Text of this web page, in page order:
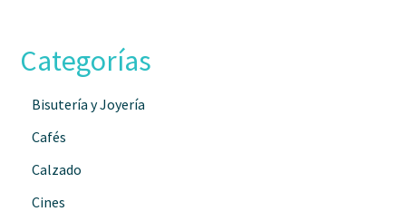
Categorías
Bisutería y Joyería
Cafés
Calzado
Cines